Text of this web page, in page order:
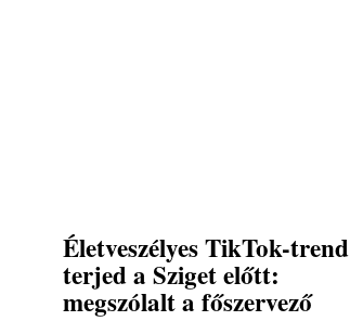
Életveszélyes TikTok-trend
terjed a Sziget előtt:
megszólalt a főszervező